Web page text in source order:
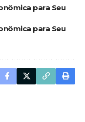
para Seu
para Seu